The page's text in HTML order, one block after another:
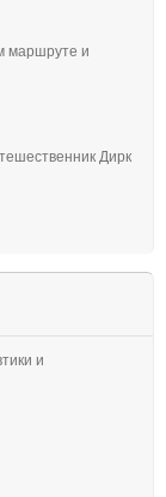
маршруте и
Дирк
и